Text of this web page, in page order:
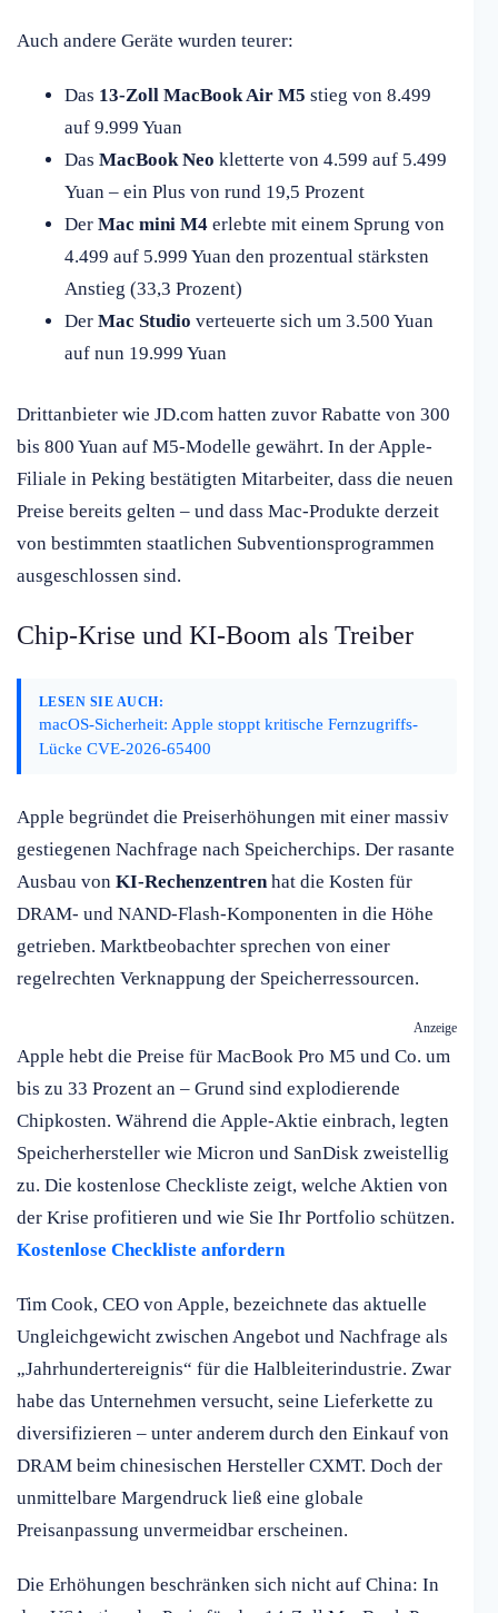
Auch andere Geräte wurden teurer:
Das 13-Zoll MacBook Air M5 stieg von 8.499
auf 9.999 Yuan
Das MacBook Neo kletterte von 4.599 auf 5.499
Yuan – ein Plus von rund 19,5 Prozent
Der Mac mini M4erlebte mit einem Sprung von
4.499 auf 5.999 Yuan den prozentual stärksten
Anstieg (33,3 Prozent)
Der Mac Studio verteuerte sich um 3.500 Yuan
auf nun 19.999 Yuan
Drittanbieter wie JD.com hatten zuvor Rabatte von 300
bis 800 Yuan auf M5-Modelle gewährt. In der Apple-
Filiale in Peking bestätigten Mitarbeiter, dass die neuen
Preise bereits gelten – und dass Mac-Produkte derzeit
von bestimmten staatlichen Subventionsprogrammen
ausgeschlossen sind.
Chip-Krise und KI-Boom als Treiber
LESEN SIE AUCH:
macOS-Sicherheit: Apple stoppt kritische Fernzugriffs-
Lücke CVE-2026-65400
Apple begründet die Preiserhöhungen mit einer massiv
gestiegenen Nachfrage nach Speicherchips. Der rasante
Ausbau von KI-Rechenzentren hat die Kosten für
DRAM- und NAND-Flash-Komponenten in die Höhe
getrieben. Marktbeobachter sprechen von einer
regelrechten Verknappung der Speicherressourcen.
Anzeige
Apple hebt die Preise für MacBook Pro M5 und Co. um
bis zu 33 Prozent an – Grund sind explodierende
Chipkosten. Während die Apple-Aktie einbrach, legten
Speicherhersteller wie Micron und SanDisk zweistellig
zu. Die kostenlose Checkliste zeigt, welche Aktien von
der Krise profitieren und wie Sie Ihr Portfolio schützen.
Kostenlose Checkliste anfordern
Tim Cook, CEO von Apple, bezeichnete das aktuelle
Ungleichgewicht zwischen Angebot und Nachfrage als
„Jahrhundertereignis“ für die Halbleiterindustrie. Zwar
habe das Unternehmen versucht, seine Lieferkette zu
diversifizieren – unter anderem durch den Einkauf von
DRAM beim chinesischen Hersteller CXMT. Doch der
unmittelbare Margendruck ließ eine globale
Preisanpassung unvermeidbar erscheinen.
Die Erhöhungen beschränken sich nicht auf China: In